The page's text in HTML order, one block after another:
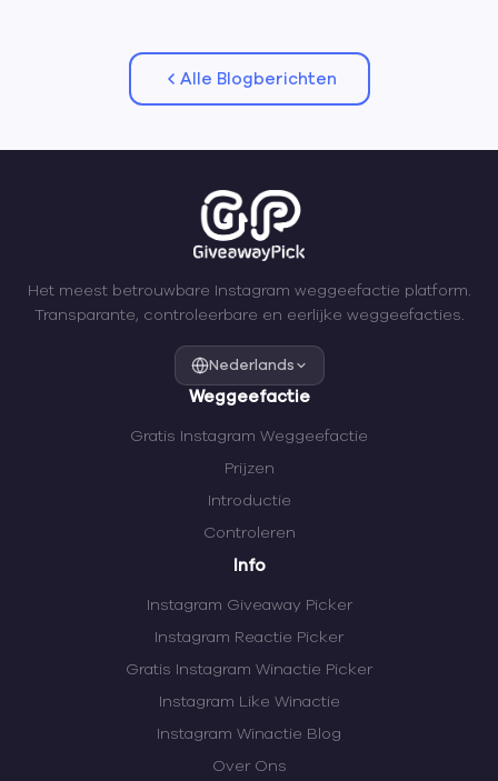
Alle Blogberichten
Het meest betrouwbare Instagram weggeefactie platform.
Transparante, controleerbare en eerlijke weggeefacties.
Nederlands
Weggeefactie
Gratis Instagram Weggeefactie
Prijzen
Introductie
Controleren
Info
Instagram Giveaway Picker
Instagram Reactie Picker
Gratis Instagram Winactie Picker
Instagram Like Winactie
Instagram Winactie Blog
Over Ons